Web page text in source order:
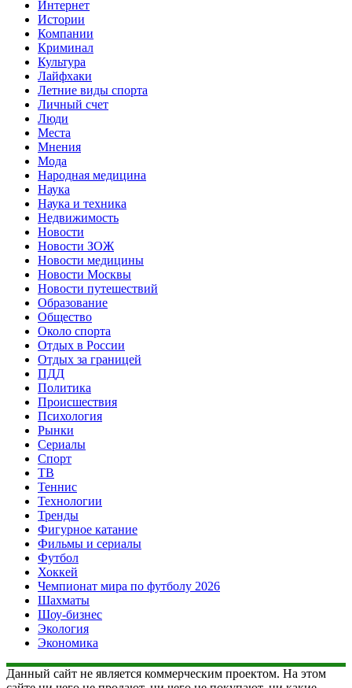
Интернет
Истории
Компании
Криминал
Культура
Лайфхаки
Летние виды спорта
Личный счет
Люди
Места
Мнения
Мода
Народная медицина
Наука
Наука и техника
Недвижимость
Новости
Новости ЗОЖ
Новости медицины
Новости Москвы
Новости путешествий
Образование
Общество
Около спорта
Отдых в России
Отдых за границей
ПДД
Политика
Происшествия
Психология
Рынки
Сериалы
Спорт
ТВ
Теннис
Технологии
Тренды
Фигурное катание
Фильмы и сериалы
Футбол
Хоккей
Чемпионат мира по футболу 2026
Шахматы
Шоу-бизнес
Экология
Экономика
Данный сайт не является коммерческим проектом. На этом